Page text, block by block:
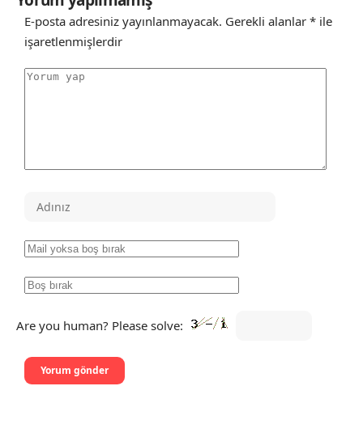
E-posta adresiniz yayınlanmayacak. Gerekli alanlar * ile
işaretlenmişlerdir
Are you human? Please solve: